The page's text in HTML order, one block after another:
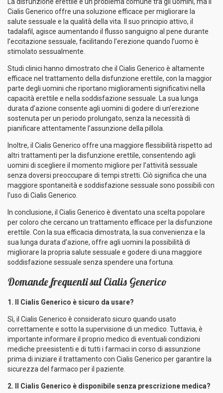
Cialis Generico offre una soluzione efficace per migliorare la
salute sessuale e la qualità della vita. Il suo principio attivo, il
tadalafil, agisce aumentando il flusso sanguigno al pene durante
l’eccitazione sessuale, facilitando l’erezione quando l’uomo è
stimolato sessualmente.
Studi clinici hanno dimostrato che il Cialis Generico è altamente
efficace nel trattamento della disfunzione erettile, con la maggior
parte degli uomini che riportano miglioramenti significativi nella
capacità erettile e nella soddisfazione sessuale. La sua lunga
durata d’azione consente agli uomini di godere di un’erezione
sostenuta per un periodo prolungato, senza la necessità di
pianificare attentamente l’assunzione della pillola.
Inoltre, il Cialis Generico offre una maggiore flessibilità rispetto ad
altri trattamenti per la disfunzione erettile, consentendo agli
uomini di scegliere il momento migliore per l’attività sessuale
senza doversi preoccupare di tempi stretti. Ciò significa che una
maggiore spontaneità e soddisfazione sessuale sono possibili con
l’uso di Cialis Generico.
In conclusione, il Cialis Generico è diventato una scelta popolare
per coloro che cercano un trattamento efficace per la disfunzione
erettile. Con la sua efficacia dimostrata, la sua convenienza e la
sua lunga durata d’azione, offre agli uomini la possibilità di
migliorare la propria salute sessuale e godere di una maggiore
soddisfazione sessuale senza spendere una fortuna.
Domande frequenti sul Cialis Generico
1. Il Cialis Generico è sicuro da usare?
Sì, il Cialis Generico è considerato sicuro quando usato
correttamente e sotto la supervisione di un medico. Tuttavia, è
importante informare il proprio medico di eventuali condizioni
mediche preesistenti e di tutti i farmaci in corso di assunzione
prima di iniziare il trattamento con Cialis Generico per garantire la
sicurezza del farmaco per il paziente.
2. Il Cialis Generico è disponibile senza prescrizione medica?